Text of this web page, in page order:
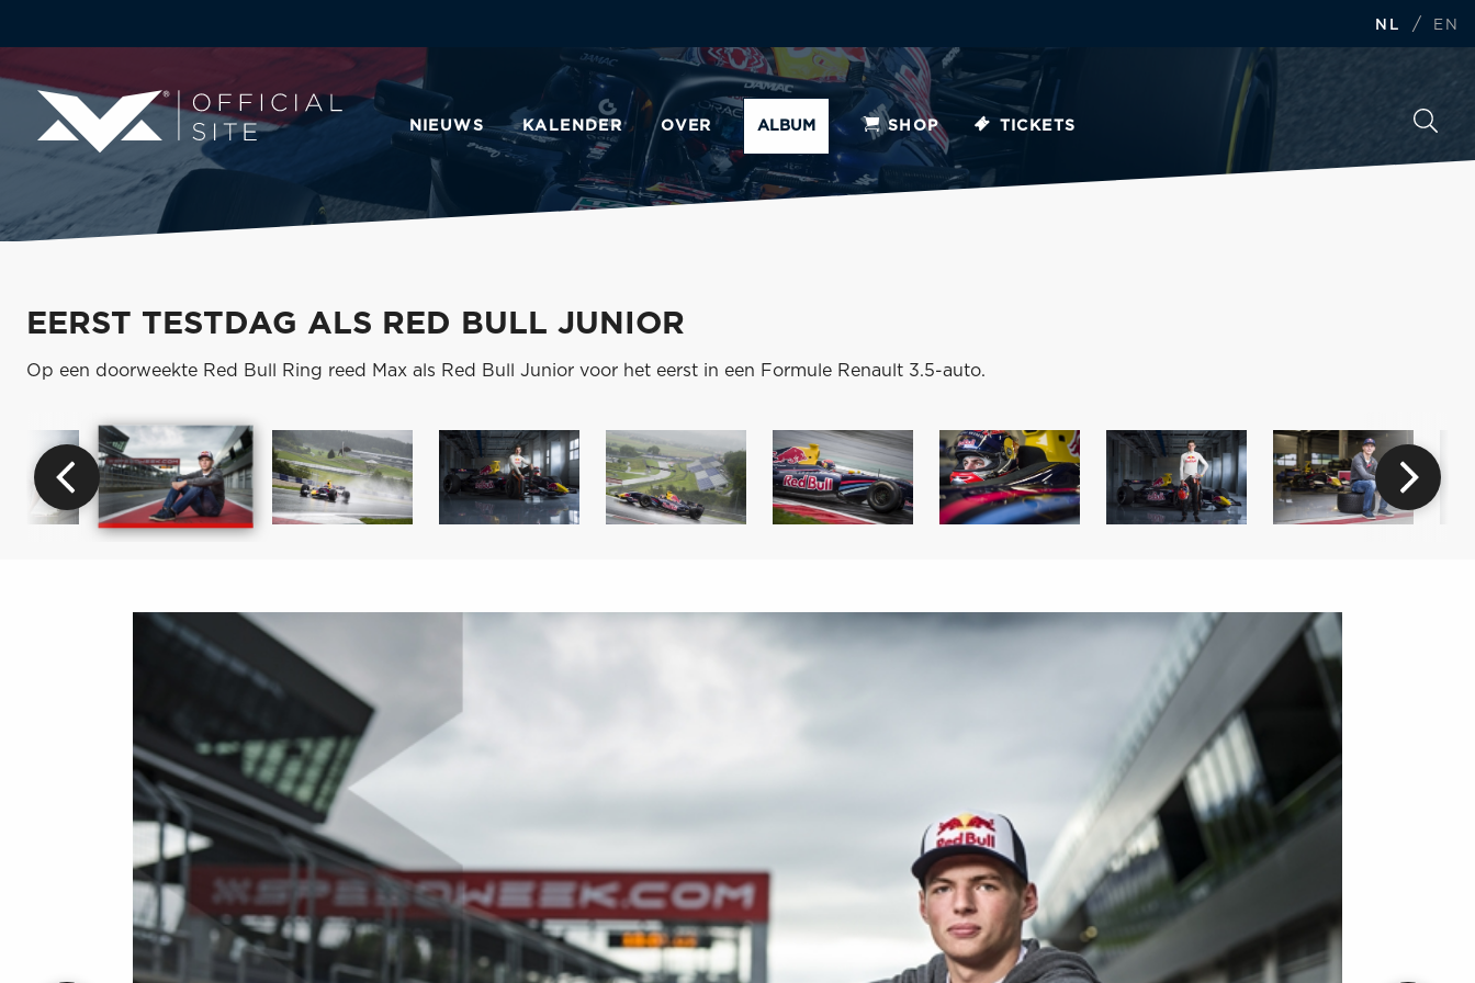
NL / EN
NIEUWS KALENDER OVER ALBUM SHOP TICKETS
EERST TESTDAG ALS RED BULL JUNIOR
Op een doorweekte Red Bull Ring reed Max als Red Bull Junior voor het eerst in een Formule Renault 3.5-auto.